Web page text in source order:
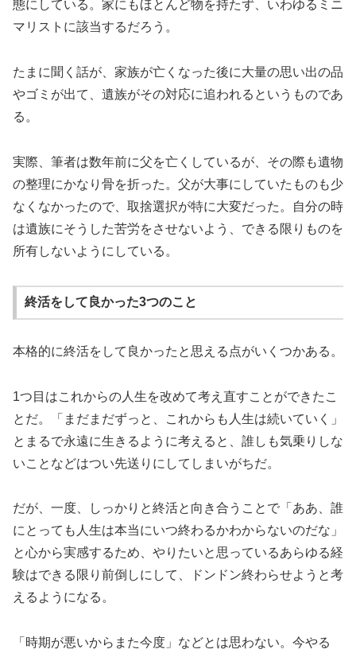
態にしている。家にもほとんど物を持たず、いわゆるミニ
マリストに該当するだろう。
たまに聞く話が、家族が亡くなった後に大量の思い出の品
やゴミが出て、遺族がその対応に追われるというものであ
る。
実際、筆者は数年前に父を亡くしているが、その際も遺物
の整理にかなり骨を折った。父が大事にしていたものも少
なくなかったので、取捨選択が特に大変だった。自分の時
は遺族にそうした苦労をさせないよう、できる限りものを
所有しないようにしている。
終活をして良かった3つのこと
本格的に終活をして良かったと思える点がいくつかある。
1つ目はこれからの人生を改めて考え直すことができたこ
とだ。「まだまだずっと、これからも人生は続いていく」
とまるで永遠に生きるように考えると、誰しも気乗りしな
いことなどはつい先送りにしてしまいがちだ。
だが、一度、しっかりと終活と向き合うことで「ああ、誰
にとっても人生は本当にいつ終わるかわからないのだな」
と心から実感するため、やりたいと思っているあらゆる経
験はできる限り前倒しにして、ドンドン終わらせようと考
えるようになる。
「時期が悪いからまた今度」などとは思わない。今やる